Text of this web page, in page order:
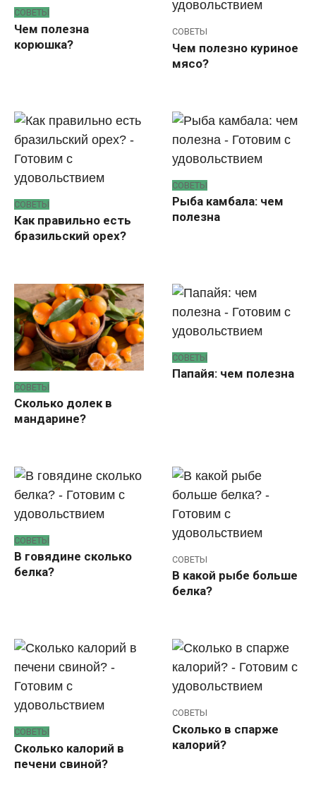
СОВЕТЫ
Чем полезна
корюшка?
СОВЕТЫ
Чем полезно куриное
мясо?
СОВЕТЫ
Как правильно есть
бразильский орех?
СОВЕТЫ
Рыба камбала: чем
полезна
СОВЕТЫ
Сколько долек в
мандарине?
СОВЕТЫ
Папайя: чем полезна
СОВЕТЫ
В говядине сколько
белка?
СОВЕТЫ
В какой рыбе больше
белка?
СОВЕТЫ
Сколько калорий в
печени свиной?
СОВЕТЫ
Сколько в спарже
калорий?